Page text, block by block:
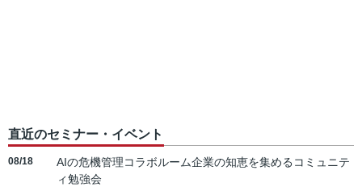
直近のセミナー・イベント
08/18
AIの危機管理コラボルーム企業の知恵を集めるコミュニテ
ィ勉強会